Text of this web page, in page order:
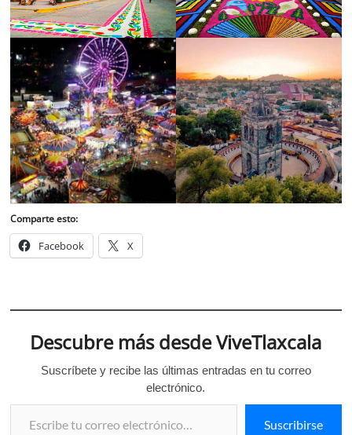
Comparte esto:
Facebook X
Descubre más desde ViveTlaxcala
Suscríbete y recibe las últimas entradas en tu correo
electrónico.
Escribe tu correo electrónico…
Suscribirse